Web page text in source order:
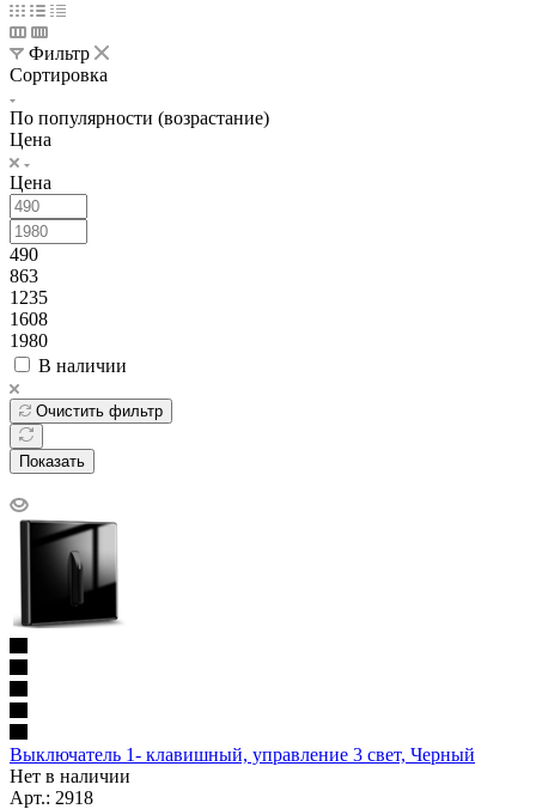
Фильтр
Сортировка
По популярности (возрастание)
Цена
Цена
490
863
1235
1608
1980
В наличии
Очистить фильтр
Показать
Выключатель 1- клавишный, управление 3 свет, Черный
Нет в наличии
Арт.: 2918